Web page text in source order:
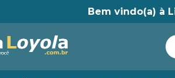
Bem vindo(a) à